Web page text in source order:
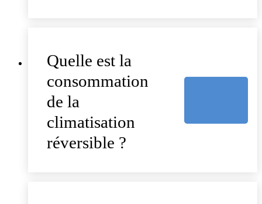
Quelle est la
consommation
de la
climatisation
réversible ?